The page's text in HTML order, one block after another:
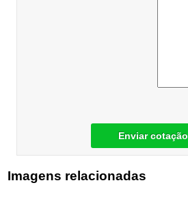
Enviar cotação
Imagens relacionadas